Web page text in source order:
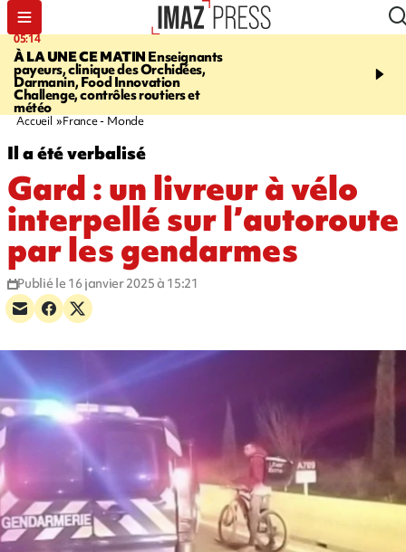
05:14
À LA UNE CE MATIN Enseignants
payeurs, clinique des Orchidées,
Darmanin, Food Innovation
Challenge, contrôles routiers et
météo
07:08
Orchidées pourrait
conséquences pour les
Accueil France - Monde
Il a été verbalisé
Gard : un livreur à vélo
interpellé sur l’autoroute
par les gendarmes
Publié le 16 janvier 2025 à 15:21